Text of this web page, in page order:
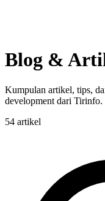
Blog &
Kumpulan artikel, tips,
development dari Tirinfo.
54 artikel